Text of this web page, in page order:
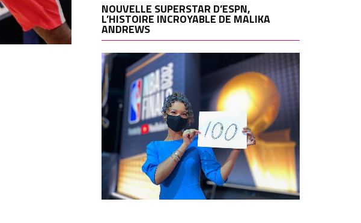
NOUVELLE SUPERSTAR D’ESPN,
L’HISTOIRE INCROYABLE DE MALIKA
ANDREWS